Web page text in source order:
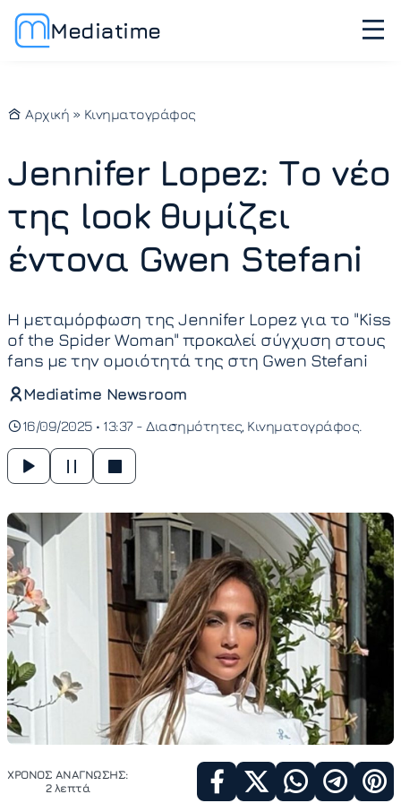
Mediatime
Αρχική » Κινηματογράφος
Jennifer Lopez: Το νέο
της look θυμίζει
έντονα Gwen Stefani
Η μεταμόρφωση της Jennifer Lopez για το "Kiss
of the Spider Woman" προκαλεί σύγχυση στους
fans με την ομοιότητά της στη Gwen Stefani
Mediatime Newsroom
16/09/2025 • 13:37 - Διασημότητες Κινηματογράφος
ΧΡΟΝΟΣ ΑΝΑΓΝΩΣΗΣ:
2 λεπτά